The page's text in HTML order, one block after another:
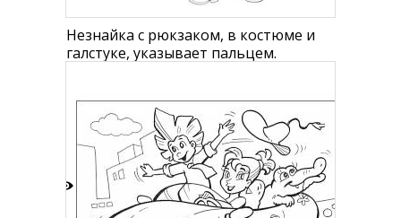
Незнайка с рюкзаком, в костюме и
галстуке, указывает пальцем.